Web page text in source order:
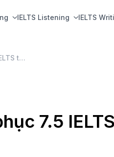
IELTS Listening IELTS
Nguyễn Phúc Hưng – chinh phục 7.5 IELTS tự tin ra trường
7.5